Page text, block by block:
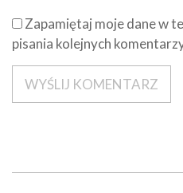
Zapamiętaj moje dane w
pisania kolejnych